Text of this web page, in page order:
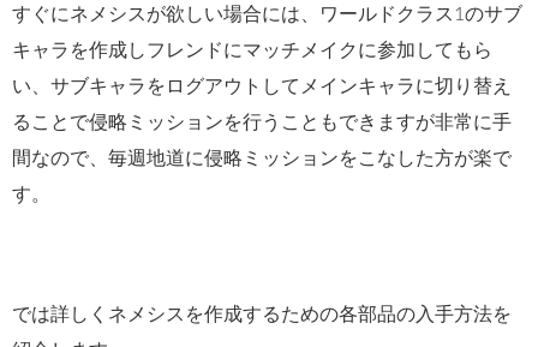
すぐにネメシスが欲しい場合には、ワールドクラス1のサブ
キャラを作成しフレンドにマッチメイクに参加してもら
い、サブキャラをログアウトしてメインキャラに切り替え
ることで侵略ミッションを行うこともできますが非常に手
間なので、毎週地道に侵略ミッションをこなした方が楽で
す。
では詳しくネメシスを作成するための各部品の入手方法を